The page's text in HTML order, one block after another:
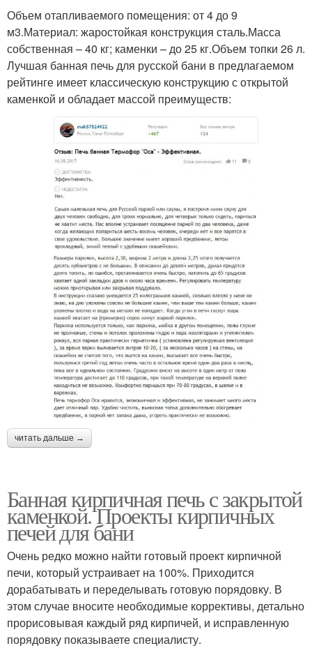
Объем отапливаемого помещения: от 4 до 9
м3.Материал: жаростойкая конструкция сталь.Масса
собственная – 40 кг; каменки – до 25 кг.Объем топки 26 л.
Лучшая банная печь для русской бани в предлагаемом
рейтинге имеет классическую конструкцию с открытой
каменкой и обладает массой преимуществ:
читать дальше →
Банная кирпичная печь с закрытой
каменкой. Проекты кирпичных
печей для бани
Очень редко можно найти готовый проект кирпичной
печи, который устраивает на 100%. Приходится
дорабатывать и переделывать готовую порядовку. В
этом случае вносите необходимые коррективы, детально
прорисовывая каждый ряд кирпичей, и исправленную
порядовку показываете специалисту.